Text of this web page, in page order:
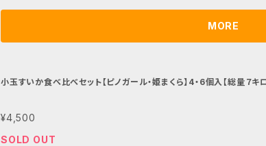
「姫まくら」が各1個ずつ含まれており、合計2玉でのご提供
べる数時間前に冷やすことで、甘さが引き立ちます。特別な夏の味
認ください。この機会に、2種類の小玉すいかの美味しさをぜひ
MORE
小玉すいか食べ比べセット【ピノガール・姫まくら】4・6個入【総量７キ
¥4,500
SOLD OUT